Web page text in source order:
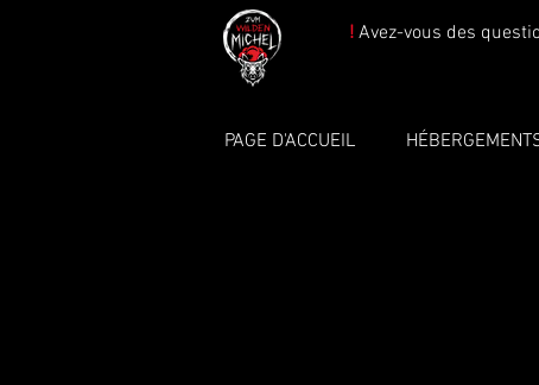
! Avez-vous des
PAGE D'ACCUEIL